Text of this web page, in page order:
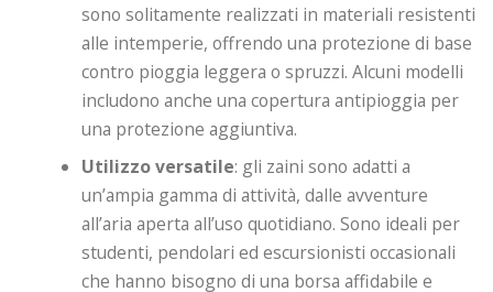
sono solitamente realizzati in materiali resistenti
alle intemperie, offrendo una protezione di base
contro pioggia leggera o spruzzi. Alcuni modelli
includono anche una copertura antipioggia per
una protezione aggiuntiva.
Utilizzo versatile: gli zaini sono adatti a
un’ampia gamma di attività, dalle avventure
all’aria aperta all’uso quotidiano. Sono ideali per
studenti, pendolari ed escursionisti occasionali
che hanno bisogno di una borsa affidabile e